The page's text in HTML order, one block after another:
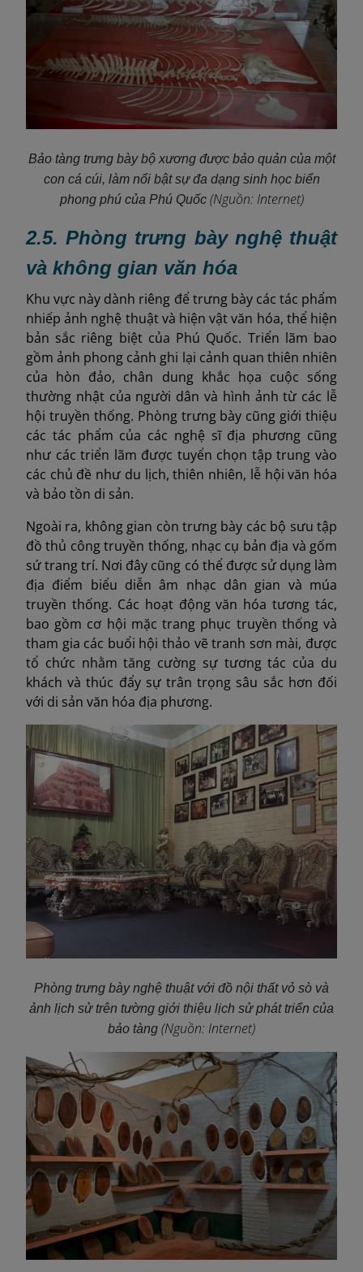
Bảo tàng trưng bày bộ xương được bảo quản của một
con cá cúi, làm nổi bật sự đa dạng sinh học biển
phong phú của Phú Quốc (Nguồn: Internet)
2.5. Phòng trưng bày nghệ thuật
và không gian văn hóa
Khu vực này dành riêng để trưng bày các tác phẩm
nhiếp ảnh nghệ thuật và hiện vật văn hóa, thể hiện
bản sắc riêng biệt của Phú Quốc. Triển lãm bao
gồm ảnh phong cảnh ghi lại cảnh quan thiên nhiên
của hòn đảo, chân dung khắc họa cuộc sống
thường nhật của người dân và hình ảnh từ các lễ
hội truyền thống. Phòng trưng bày cũng giới thiệu
các tác phẩm của các nghệ sĩ địa phương cũng
như các triển lãm được tuyển chọn tập trung vào
các chủ đề như du lịch, thiên nhiên, lễ hội văn hóa
và bảo tồn di sản.
Ngoài ra, không gian còn trưng bày các bộ sưu tập
đồ thủ công truyền thống, nhạc cụ bản địa và gốm
sứ trang trí. Nơi đây cũng có thể được sử dụng làm
địa điểm biểu diễn âm nhạc dân gian và múa
truyền thống. Các hoạt động văn hóa tương tác,
bao gồm cơ hội mặc trang phục truyền thống và
tham gia các buổi hội thảo vẽ tranh sơn mài, được
tổ chức nhằm tăng cường sự tương tác của du
khách và thúc đẩy sự trân trọng sâu sắc hơn đối
với di sản văn hóa địa phương.
Phòng trưng bày nghệ thuật với đồ nội thất vỏ sò và
ảnh lịch sử trên tường giới thiệu lịch sử phát triển của
bảo tàng (Nguồn: Internet)